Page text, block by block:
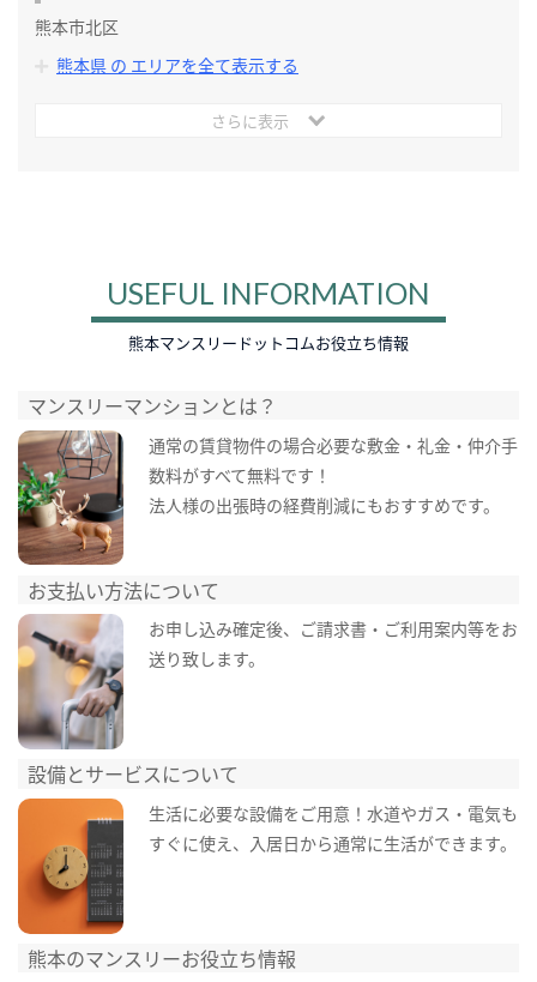
熊本市北区
熊本県 の エリアを全て表示する
さらに表示
USEFUL INFORMATION
熊本マンスリードットコムお役立ち情報
マンスリーマンションとは？
通常の賃貸物件の場合必要な敷金・礼金・仲介手
数料がすべて無料です！
法人様の出張時の経費削減にもおすすめです。
お支払い方法について
お申し込み確定後、ご請求書・ご利用案内等をお
送り致します。
設備とサービスについて
生活に必要な設備をご用意！水道やガス・電気も
すぐに使え、入居日から通常に生活ができます。
熊本のマンスリーお役立ち情報